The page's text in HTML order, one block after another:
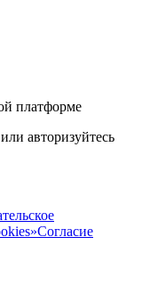
платформе
авторизуйтесь
Согласие